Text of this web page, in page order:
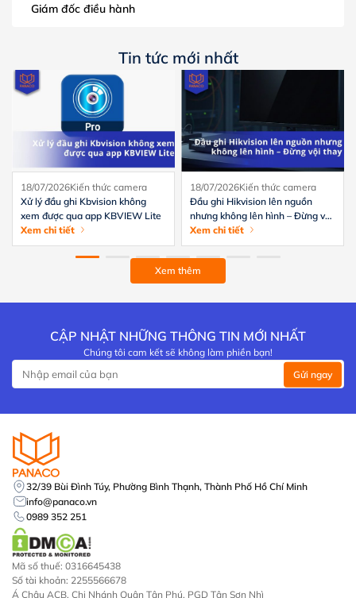
Giám đốc điều hành
Tin tức mới nhất
18/07/2026Kiến thức camera
Xử lý đầu ghi Kbvision không
xem được qua app KBVIEW Lite
Xem chi tiết
18/07/2026Kiến thức camera
Đầu ghi Hikvision lên nguồn
nhưng không lên hình – Đừng vội
thay
Xem chi tiết
Xem thêm
CẬP NHẬT NHỮNG THÔNG TIN MỚI NHẤT
Chúng tôi cam kết sẽ không làm phiền bạn!
leave
this
field
empty.
Gửi ngay
32/39 Bùi Đình Túy, Phường Bình Thạnh, Thành Phố Hồ Chí Minh
info@panaco.vn
0989 352 251
Mã số thuế: 0316645438
Số tài khoản: 2255566678
Á Châu ACB, Chi Nhánh Quận Tân Phú, PGD Tân Sơn Nhì